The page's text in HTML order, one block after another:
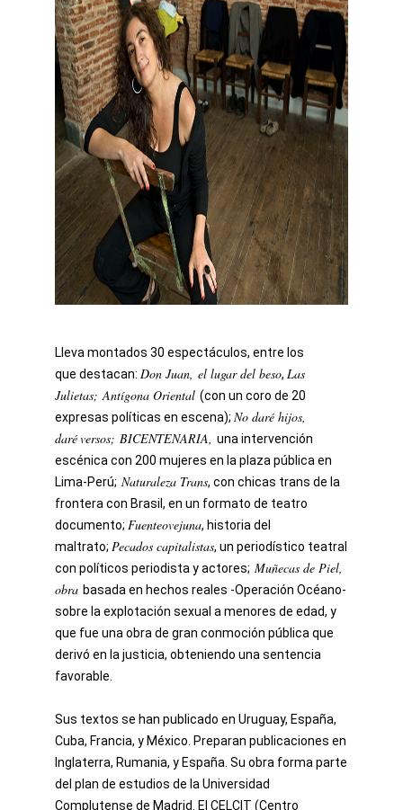
Lleva montados 30 espectáculos, entre los
que destacan: Don Juan, el lugar del beso, Las
Julietas; Antígona Oriental (con un coro de 20
expresas políticas en escena); No daré hijos,
daréversos; BICENTENARIA, una intervención
escénica con 200 mujeres en la plaza pública en
Lima-Perú; Naturaleza Trans, con chicas trans de la
frontera con Brasil, en un formato de teatro
documento; Fuenteovejuna, historia del
maltrato; Pecados capitalistas, un periodístico teatral
con políticos periodista y actores; Muñecas de Piel,
obra basada en hechos reales -Operación Océano-
sobre la explotación sexual a menores de edad, y
que fue una obra de gran conmoción pública que
derivó en la justicia, obteniendo una sentencia
favorable.
Sus textos se han publicado en Uruguay, España,
Cuba, Francia, y México. Preparan publicaciones en
Inglaterra, Rumania, y España. Su obra forma parte
del plan de estudios de la Universidad
Complutense de Madrid. El CELCIT (Centro